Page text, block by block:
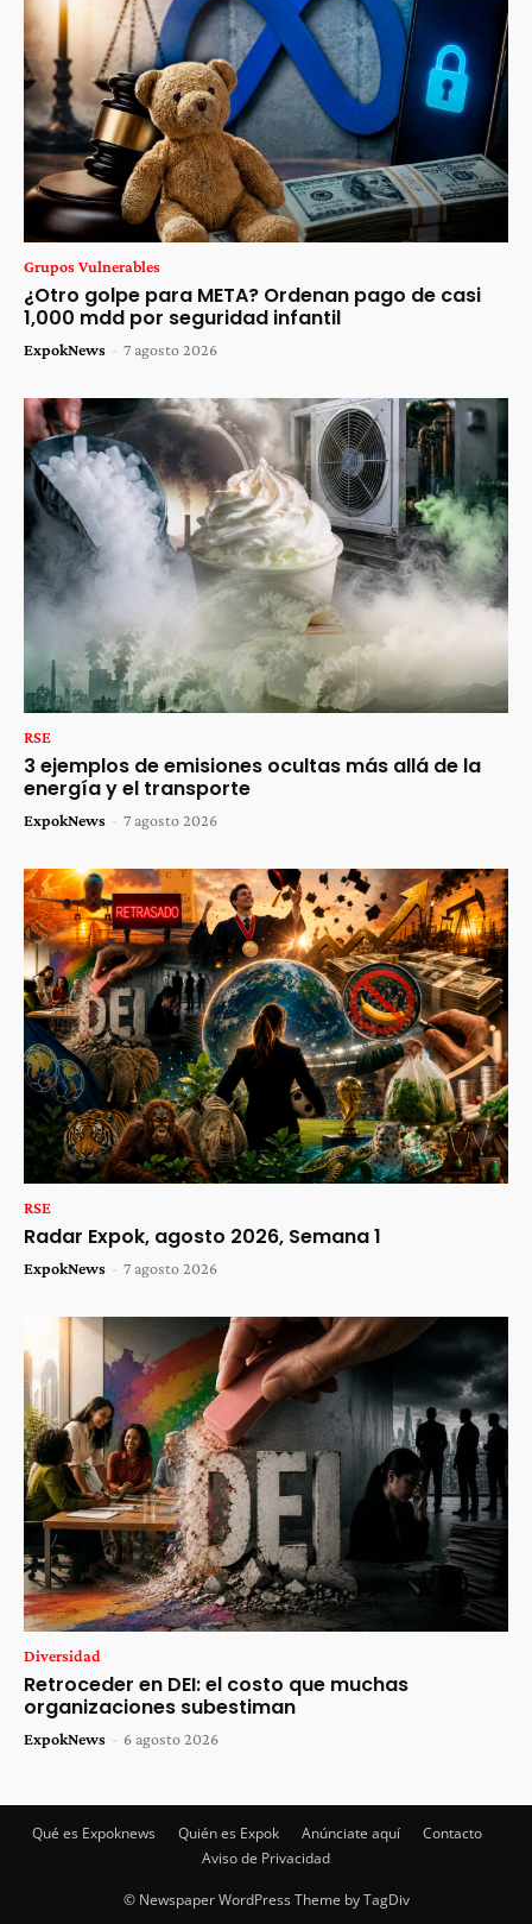
Grupos Vulnerables
¿Otro golpe para META? Ordenan pago de casi
1,000 mdd por seguridad infantil
ExpokNews - 7 agosto 2026
RSE
3 ejemplos de emisiones ocultas más allá de la
energía y el transporte
ExpokNews - 7 agosto 2026
RSE
Radar Expok, agosto 2026, Semana 1
ExpokNews - 7 agosto 2026
Diversidad
Retroceder en DEI: el costo que muchas
organizaciones subestiman
ExpokNews - 6 agosto 2026
Qué es Expoknews Quién es Expok Anúnciate aquí
Contacto
Aviso de Privacidad
© Newspaper WordPress Theme by TagDiv